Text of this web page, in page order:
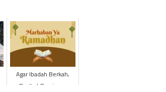
Agar Ibadah Berkah,
Berikut Persiapan